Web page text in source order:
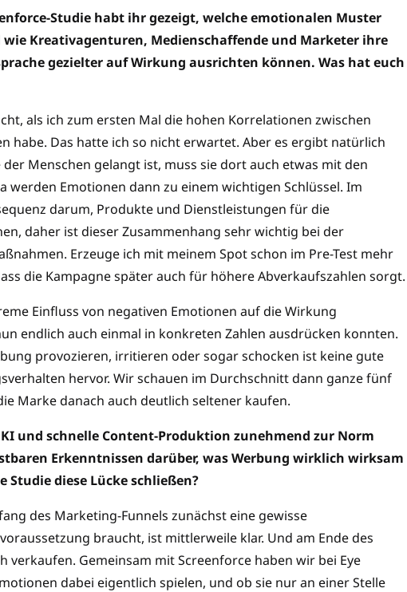
Studie habt ihr gezeigt, welche emotionalen Muster
Kreativagenturen, Medienschaffende und Marketer ihre
gezielter auf Wirkung ausrichten können. Was hat euch
als ich zum ersten Mal die hohen Korrelationen zwischen
habe. Das hatte ich so nicht erwartet. Aber es ergibt natürlich
Menschen gelangt ist, muss sie dort auch etwas mit den
werden Emotionen dann zu einem wichtigen Schlüssel. Im
darum, Produkte und Dienstleistungen für die
daher ist dieser Zusammenhang sehr wichtig bei der
Erzeuge ich mit meinem Spot schon im Pre-Test mehr
die Kampagne später auch für höhere Abverkaufszahlen sorgt.
Einfluss von negativen Emotionen auf die Wirkung
endlich auch einmal in konkreten Zahlen ausdrücken konnten.
provozieren, irritieren oder sogar schocken ist keine gute
hervor. Wir schauen im Durchschnitt dann ganze fünf
Marke danach auch deutlich seltener kaufen.
und schnelle Content-Produktion zunehmend zur Norm
Erkenntnissen darüber, was Werbung wirklich wirksam
Studie diese Lücke schließen?
des Marketing-Funnels zunächst eine gewisse
braucht, ist mittlerweile klar. Und am Ende des
verkaufen. Gemeinsam mit Screenforce haben wir bei Eye
dabei eigentlich spielen, und ob sie nur an einer Stelle